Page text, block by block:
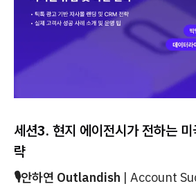
세션3. 현지 에이전시가 전하는
략
🎙️안하연 Outlandish | Account